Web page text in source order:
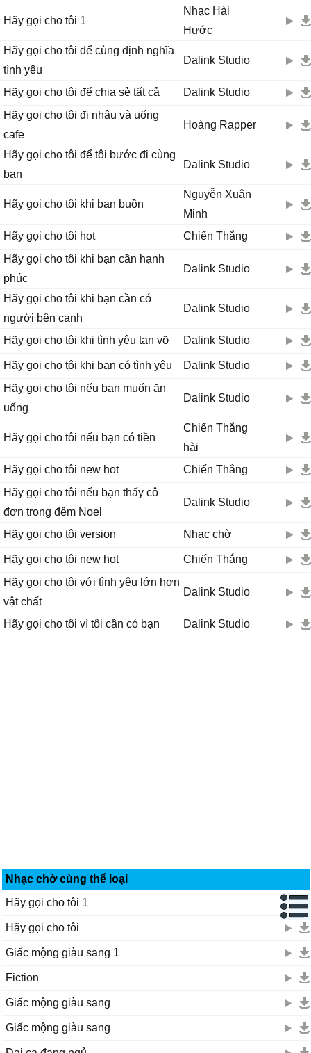
Hãy gọi cho tôi 1
Nhạc Hài
Hước
Hãy gọi cho tôi để cùng định nghĩa
tình yêu
Dalink Studio
Hãy gọi cho tôi để chia sẻ tất cả
Dalink Studio
Hãy gọi cho tôi đi nhậu và uống
cafe
Hoàng Rapper
Hãy gọi cho tôi để tôi bước đi cùng
bạn
Dalink Studio
Hãy gọi cho tôi khi bạn buồn
Nguyễn Xuân
Minh
Hãy gọi cho tôi hot
Chiến Thắng
Hãy gọi cho tôi khi bạn cần hạnh
phúc
Dalink Studio
Hãy gọi cho tôi khi bạn cần có
người bên cạnh
Dalink Studio
Hãy gọi cho tôi khi tình yêu tan vỡ Dalink Studio
Hãy gọi cho tôi khi bạn có tình yêu
Dalink Studio
Hãy gọi cho tôi nếu bạn muốn ăn
uống
Dalink Studio
Hãy gọi cho tôi nếu bạn có tiền
Chiến Thắng
hài
Hãy gọi cho tôi new hot
Chiến Thắng
Hãy gọi cho tôi nếu bạn thấy cô
đơn trong đêm Noel
Dalink Studio
Hãy gọi cho tôi version Nhạc chờ
Hãy gọi cho tôi new hot
Chiến Thắng
Hãy gọi cho tôi với tình yêu lớn hơn
vật chất
Dalink Studio
Hãy gọi cho tôi vì tôi cần có bạn Dalink Studio
Nhạc chờ cùng thể loại
Hãy gọi cho tôi 1
Hãy gọi cho tôi
Giấc mộng giàu sang 1
Fiction
Giấc mộng giàu sang
Giấc mộng giàu sang